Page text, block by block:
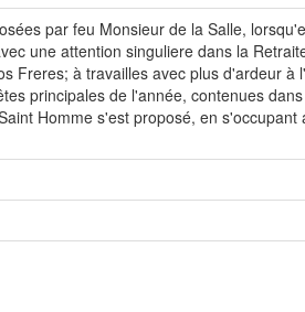
par feu Monsieur de la Salle,
une attention singuliere dans la
Freres; à travailles avec plus d'ardeur
principales de l'année, contenues
Homme s'est proposé, en